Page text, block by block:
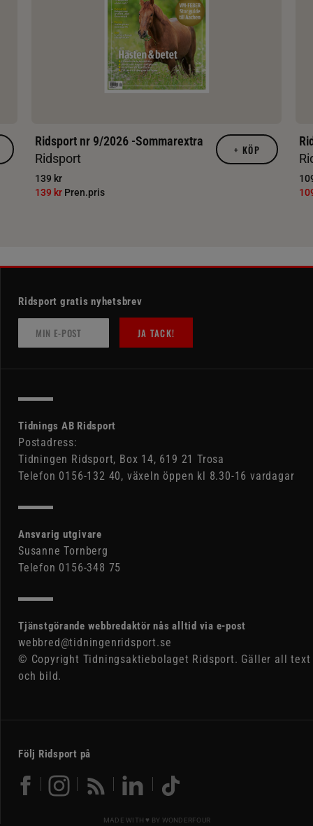
Ridsport nr 9/2026 -Sommarextra
Ridsport
139 kr
139 kr Pren.pris
+ KÖP
Ridsport gratis nyhetsbrev
JA TACK!
Tidnings AB Ridsport
Postadress:
Tidningen Ridsport, Box 14, 619 21 Trosa
Telefon 0156-132 40, växeln öppen kl 8.30-16 vardagar
Ansvarig utgivare
Susanne Tornberg
Telefon 0156-348 75
Tjänstgörande webbredaktör nås alltid via e-post
webbred@tidningenridsport.se
© Copyright Tidningsaktiebolaget Ridsport. Gäller all text
och bild.
Följ Ridsport på
MADE WITH ♥ BY WONDERFOUR